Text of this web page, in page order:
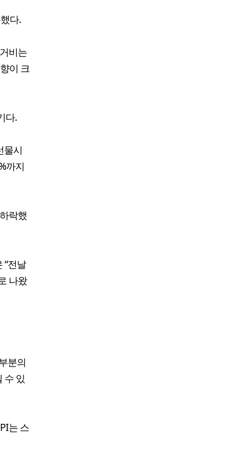
다.
비는
이 크
다.
물시
까지
락했
“전날
나왔
분의
수 있
는 스